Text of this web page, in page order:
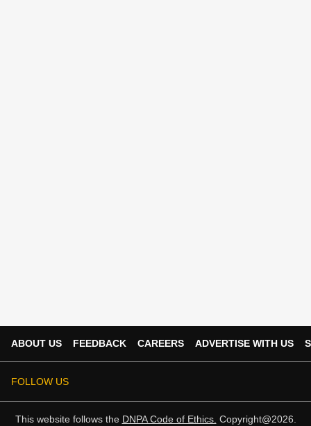
ABOUT US FEEDBACK CAREERS ADVERTISE WITH US
FOLLOW US
This website follows the DNPA Code of Ethics. Copyright@2026.